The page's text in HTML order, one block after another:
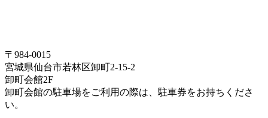
〒984-0015
宮城県仙台市若林区卸町2-15-2
卸町会館2F
卸町会館の駐車場をご利用の際は、駐車券をお持ちくださ
い。